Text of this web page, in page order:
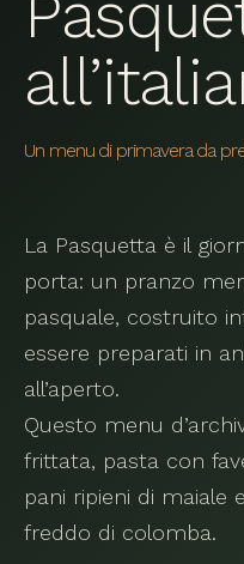
Un menu di primavera da
La Pasquetta è il
porta: un pranzo
pasquale, costruito
essere preparati in
all’aperto.
Questo menu
frittata, pasta con
pani ripieni di maiale
freddo di colomba.